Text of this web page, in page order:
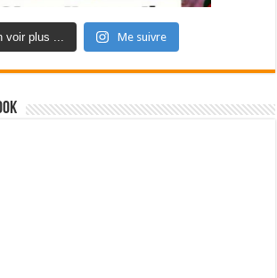
voir plus ... Me suivre